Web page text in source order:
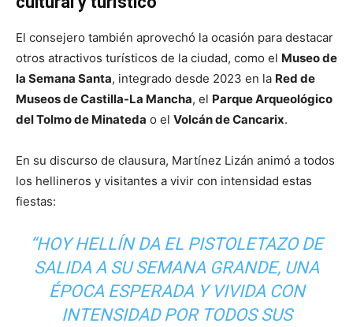
El consejero también aprovechó la ocasión para destacar
otros atractivos turísticos de la ciudad, como el Museo de
la Semana Santa, integrado desde 2023 en la Red de
Museos de Castilla-La Mancha, el Parque Arqueológico
del Tolmo de Minateda o el Volcán de Cancarix.
En su discurso de clausura, Martínez Lizán animó a todos
los hellineros y visitantes a vivir con intensidad estas
fiestas:
“HOY HELLÍN DA EL PISTOLETAZO DE
SALIDA A SU SEMANA GRANDE, UNA
ÉPOCA ESPERADA Y VIVIDA CON
INTENSIDAD POR TODOS SUS